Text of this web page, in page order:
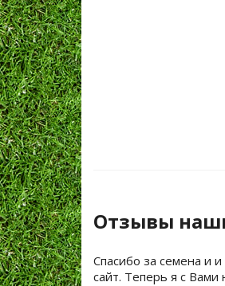
Отзывы
Спасибо за семена и
сайт. Теперь я с Вами